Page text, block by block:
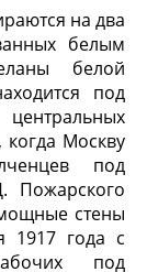
на два
белым
белой
под
когда Москву
под
Пожарского
стены
1917 года с
под